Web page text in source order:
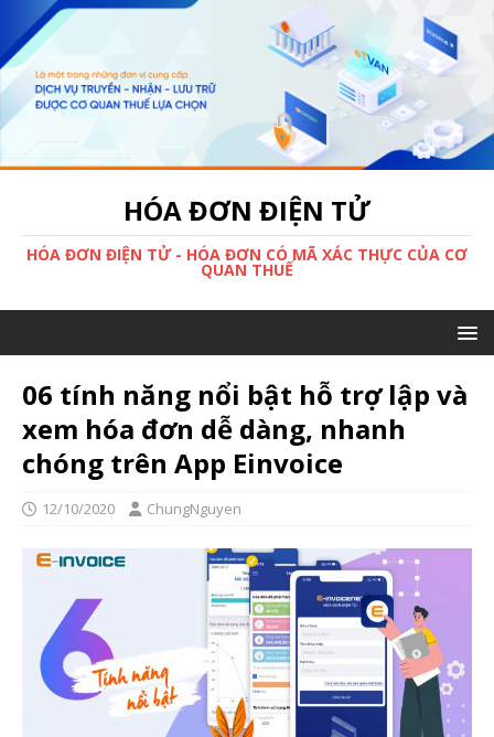
HÓA ĐƠN ĐIỆN TỬ
HÓA ĐƠN ĐIỆN TỬ - HÓA ĐƠN CÓ MÃ XÁC THỰC CỦA CƠ
QUAN THUẾ
06 tính năng nổi bật hỗ trợ lập và
xem hóa đơn dễ dàng, nhanh
chóng trên App Einvoice
12/10/2020 ChungNguyen